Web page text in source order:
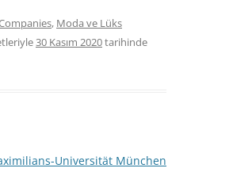
, Moda ve Lüks
30 Kasım 2020tarihinde
Universität München